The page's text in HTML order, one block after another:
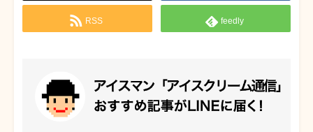
RSS feedly